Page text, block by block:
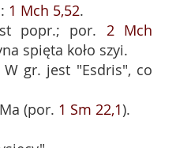
1 Mch 5,52.
popr.; por. 2 Mch
spięta koło szyi.
W gr. jest "Esdris", co
(por. 1 Sm 22,1).